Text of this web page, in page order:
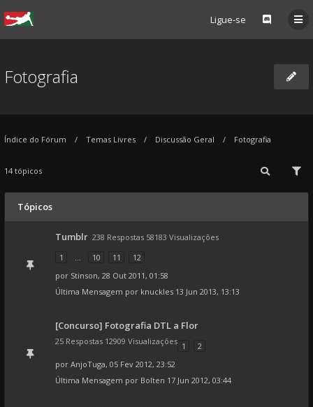
Ligue-se
Fotografia
Índice do Fórum Temas Livres Discussão Geral Fotografia
14 tópicos
Tópicos
Tumblr 238 Respostas 58183 Visualizações
1
... 10 11
12
por Stinson, 28 Out 2011, 01:58
Última Mensagem por knuckles 13 Jun 2013, 13:13
[Concurso] Fotografia DTL a Flor
25 Respostas 12909 Visualizações 1
2
por AnjoTuga, 05 Fev 2012, 23:52
Última Mensagem por Bolten 17 Jun 2012, 03:44